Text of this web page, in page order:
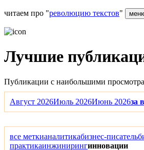
читаем про "революцию текстов"
Лучшие
Публикации с наибольшими
Август 2026Июль 2026Июнь 2026за
все меткианалитикабизнес-писатель
практикаинжинирингинновации